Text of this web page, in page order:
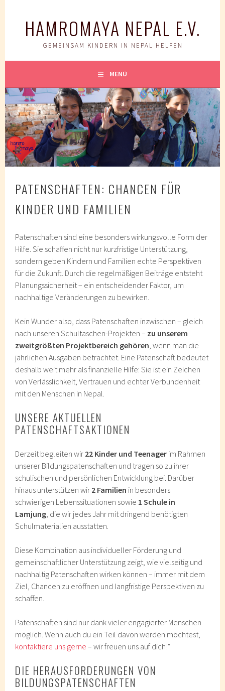
HAMROMAYA NEPAL E.V.
GEMEINSAM KINDERN IN NEPAL HELFEN
MENÜ
PATENSCHAFTEN: CHANCEN FÜR
KINDER UND FAMILIEN
Patenschaften sind eine besonders wirkungsvolle Form der
Hilfe. Sie schaffen nicht nur kurzfristige Unterstützung,
sondern geben Kindern und Familien echte Perspektiven
für die Zukunft. Durch die regelmäßigen Beiträge entsteht
Planungssicherheit – ein entscheidender Faktor, um
nachhaltige Veränderungen zu bewirken.
Kein Wunder also, dass Patenschaften inzwischen – gleich
nach unseren Schultaschen-Projekten – zu unserem
zweitgrößten Projektbereich gehören, wenn man die
jährlichen Ausgaben betrachtet. Eine Patenschaft bedeutet
deshalb weit mehr als finanzielle Hilfe: Sie ist ein Zeichen
von Verlässlichkeit, Vertrauen und echter Verbundenheit
mit den Menschen in Nepal.
UNSERE AKTUELLEN
PATENSCHAFTSAKTIONEN
Derzeit begleiten wir 22 Kinder und Teenager im Rahmen
unserer Bildungspatenschaften und tragen so zu ihrer
schulischen und persönlichen Entwicklung bei. Darüber
hinaus unterstützen wir 2 Familien in besonders
schwierigen Lebenssituationen sowie 1 Schule in
Lamjung, die wir jedes Jahr mit dringend benötigten
Schulmaterialien ausstatten.
Diese Kombination aus individueller Förderung und
gemeinschaftlicher Unterstützung zeigt, wie vielseitig und
nachhaltig Patenschaften wirken können – immer mit dem
Ziel, Chancen zu eröffnen und langfristige Perspektiven zu
schaffen.
Patenschaften sind nur dank vieler engagierter Menschen
möglich. Wenn auch du ein Teil davon werden möchtest,
kontaktiere uns gerne – wir freuen uns auf dich!“
DIE HERAUSFORDERUNGEN VON
BILDUNGSPATENSCHAFTEN